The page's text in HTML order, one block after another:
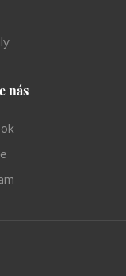
nás